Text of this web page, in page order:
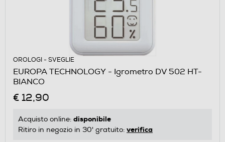
OROLOGI - SVEGLIE
EUROPA TECHNOLOGY - Igrometro DV 502 HT-
BIANCO
€ 12,90
Acquisto online: disponibile
Ritiro in negozio in 30' gratuito: verifica